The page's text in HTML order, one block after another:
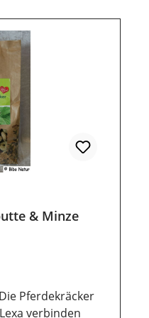
werden,
& Minze
Pferdekräcker
verbinden